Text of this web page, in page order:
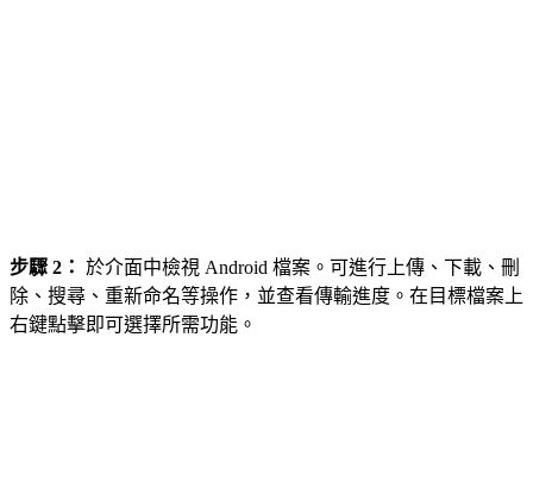
步驟 2： 於介面中檢視 Android 檔案。可進行上傳、下載、刪
除、搜尋、重新命名等操作，並查看傳輸進度。在目標檔案上
右鍵點擊即可選擇所需功能。